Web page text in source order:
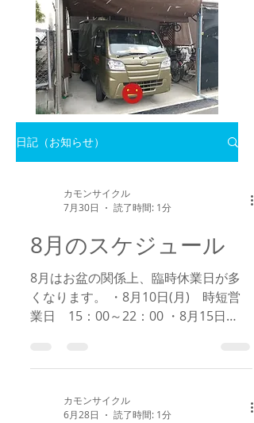
日記（お知らせ）
カモンサイクル
7月30日
読了時間: 1分
8月のスケジュール
8月はお盆の関係上、臨時休業日が多
くなります。 ・8月10日(月) 時短営
業日 15：00～22：00 ・8月15日
月18日(火) 臨時休業日 ・8月29日
ュールになりますので、よろしくお願
カモンサイクル
6月28日
読了時間: 1分